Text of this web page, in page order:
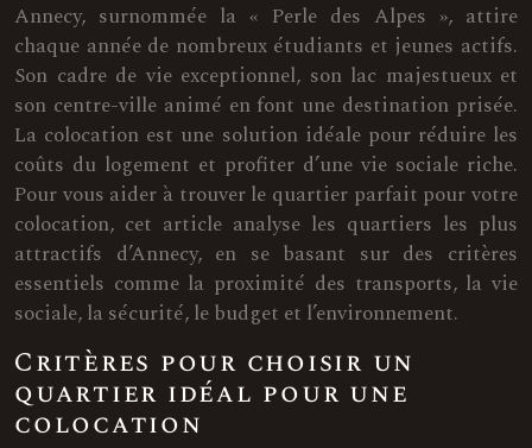
Annecy, surnommée la « Perle des Alpes », attire
chaque année de nombreux étudiants et jeunes actifs.
Son cadre de vie exceptionnel, son lac majestueux et
son centre-ville animé en font une destination prisée.
La colocation est une solution idéale pour réduire les
coûts du logement et profiter d’une vie sociale riche.
Pour vous aider à trouver le quartier parfait pour votre
colocation, cet article analyse les quartiers les plus
attractifs d’Annecy, en se basant sur des critères
essentiels comme la proximité des transports, la vie
sociale, la sécurité, le budget et l’environnement.
Critères pour choisir un
quartier idéal pour une
colocation